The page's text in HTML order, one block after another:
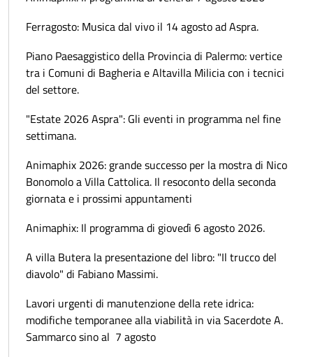
Ferragosto: Musica dal vivo il 14 agosto ad Aspra.
Piano Paesaggistico della Provincia di Palermo: vertice
tra i Comuni di Bagheria e Altavilla Milicia con i tecnici
del settore.
"Estate 2026 Aspra": Gli eventi in programma nel fine
settimana.
Animaphix 2026: grande successo per la mostra di Nico
Bonomolo a Villa Cattolica. Il resoconto della seconda
giornata e i prossimi appuntamenti
Animaphix: Il programma di giovedì 6 agosto 2026.
A villa Butera la presentazione del libro: "Il trucco del
diavolo" di Fabiano Massimi.
Lavori urgenti di manutenzione della rete idrica:
modifiche temporanee alla viabilità in via Sacerdote A.
Sammarco sino al 7 agosto